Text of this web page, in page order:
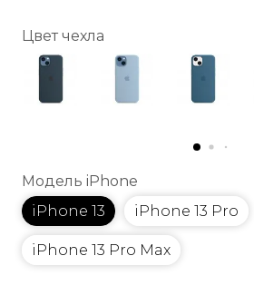
Цвет чехла
Модель iPhone
iPhone 13
iPhone 13 Pro
iPhone 13 Pro Max